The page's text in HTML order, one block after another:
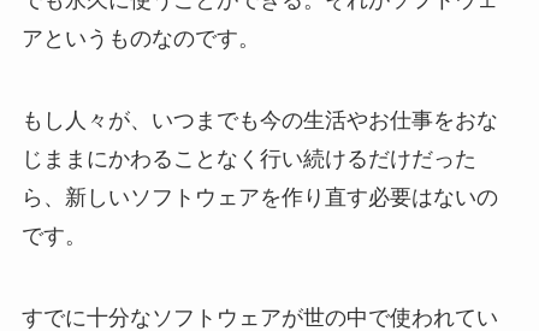
アというものなのです。
もし人々が、いつまでも今の生活やお仕事をおな
じままにかわることなく行い続けるだけだった
ら、新しいソフトウェアを作り直す必要はないの
です。
すでに十分なソフトウェアが世の中で使われてい